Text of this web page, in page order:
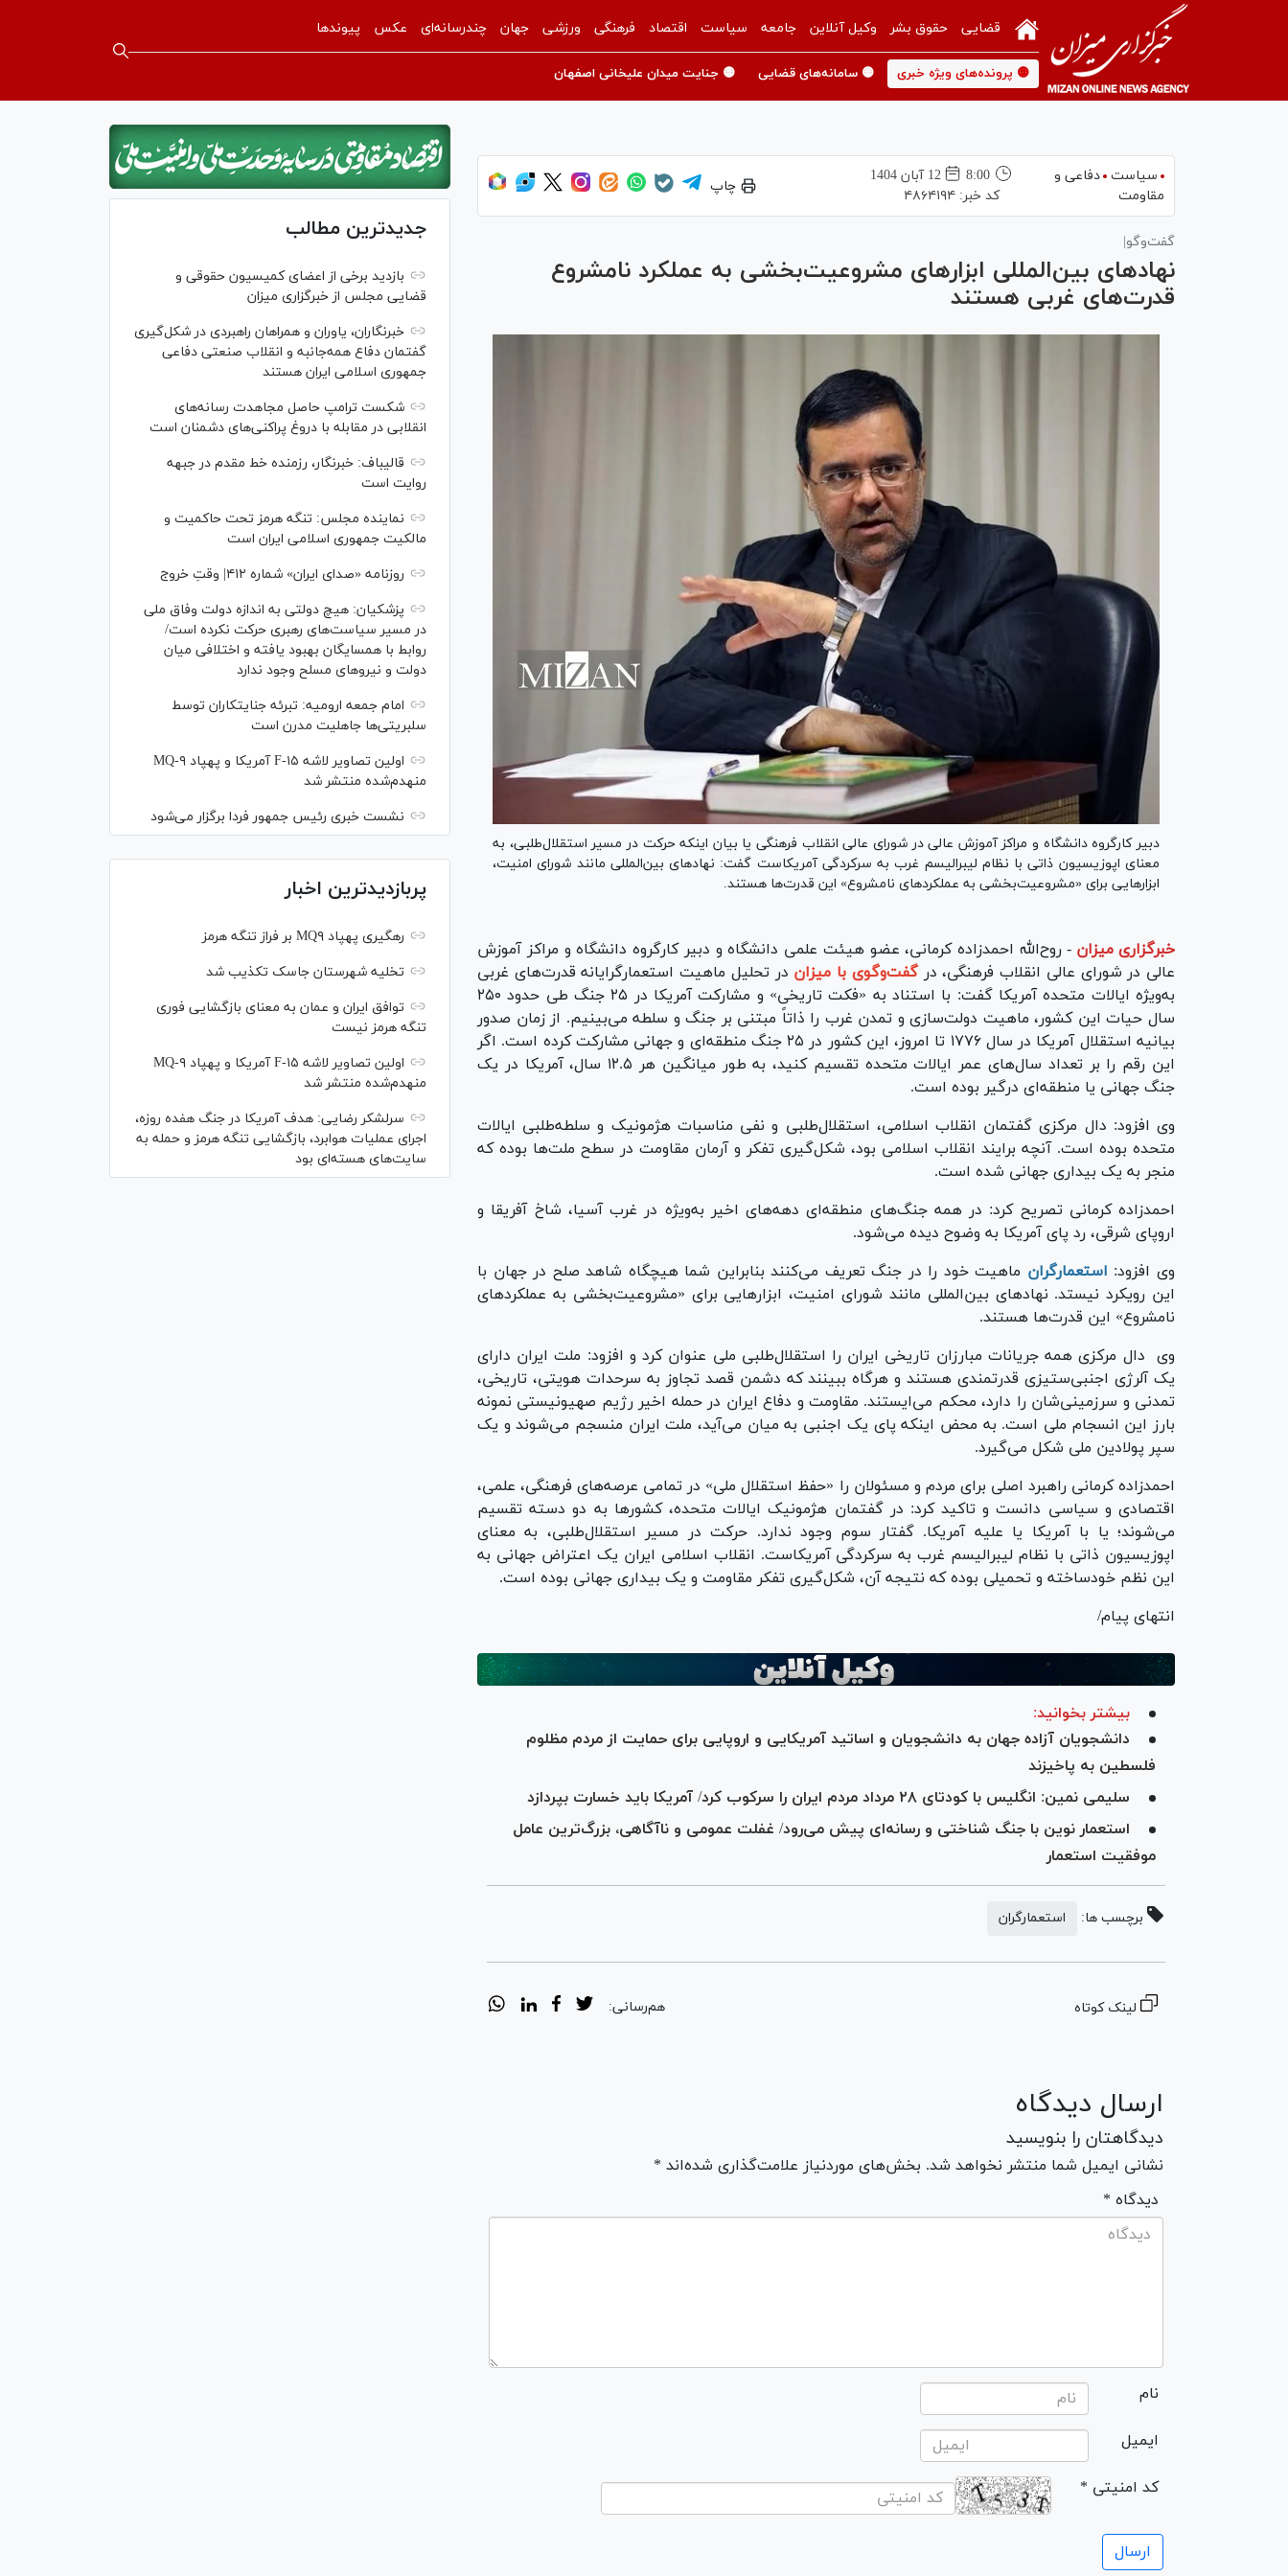
قضایی حقوق بشر وکیل آنلاین جامعه سیاست اقتصاد فرهنگی ورزشی جهان چندرسانه‌ای عکس پیوندها
🟡 پرونده‌های ویژه خبری 🟡 سامانه‌های قضایی 🟡 جنایت میدان علیخانی اصفهان
سیاست دفاعی و
مقاومت
8:00
12 آبان 1404
کد خبر: ۴۸۶۴۱۹۴
چاپ
گفت‌و‌گو|
نهاد‌های بین‌المللی ابزار‌های مشروعیت‌بخشی به عملکرد‌ نامشروع
قدرت‌های غربی هستند
دبیر کارگروه دانشگاه و مراکز آموزش عالی در شورای عالی انقلاب فرهنگی یا بیان اینکه حرکت در مسیر استقلال‌طلبی، به
معنای اپوزیسیون ذاتی با نظام لیبرالیسم غرب به سرکردگی آمریکاست گفت: نهاد‌های بین‌المللی مانند شورای امنیت،
ابزار‌هایی برای «مشروعیت‌بخشی به عملکرد‌های نامشروع» این قدرت‌ها هستند.
خبرگزاری میزان - روح‌الله احمدزاده کرمانی، عضو هیئت علمی دانشگاه و دبیر کارگروه دانشگاه و مراکز آموزش
عالی در شورای عالی انقلاب فرهنگی، درگفت‌وگوی با میزان در تحلیل ماهیت استعمارگرایانه قدرت‌های غربی
به‌ویژه ایالات متحده آمریکا گفت: با استناد به «فکت تاریخی» و مشارکت آمریکا در ۲۵ جنگ طی حدود ۲۵۰
سال حیات این کشور، ماهیت دولت‌سازی و تمدن غرب را ذاتاً مبتنی بر جنگ و سلطه می‌بینیم. از زمان صدور
بیانیه استقلال آمریکا در سال ۱۷۷۶ تا امروز، این کشور در ۲۵ جنگ منطقه‌ای و جهانی مشارکت کرده است. اگر
این رقم را بر تعداد سال‌های عمر ایالات متحده تقسیم کنید، به طور میانگین هر ۱۲.۵ سال، آمریکا در یک
جنگ جهانی یا منطقه‌ای درگیر بوده است.
وی افزود: دال مرکزی گفتمان انقلاب اسلامی، استقلال‌طلبی و نفی مناسبات هژمونیک و سلطه‌طلبی ایالات
متحده بوده است. آنچه برایند انقلاب اسلامی بود، شکل‌گیری تفکر و آرمان مقاومت در سطح ملت‌ها بوده که
منجر به یک بیداری جهانی شده است.
احمدزاده کرمانی تصریح کرد: در همه جنگ‌های منطقه‌ای دهه‌های اخیر به‌ویژه در غرب آسیا، شاخ آفریقا و
اروپای شرقی، رد پای آمریکا به وضوح دیده می‌شود.
وی افزود: استعمارگران ماهیت خود را در جنگ تعریف می‌کنند بنابراین شما هیچگاه شاهد صلح در جهان با
این رویکرد نیستد. نهاد‌های بین‌المللی مانند شورای امنیت، ابزار‌هایی برای «مشروعیت‌بخشی به عملکرد‌های
نامشروع» این قدرت‌ها هستند.
وی دال مرکزی همه جریانات مبارزان تاریخی ایران را استقلال‌طلبی ملی عنوان کرد و افزود: ملت ایران دارای
یک آلرژی اجنبی‌ستیزی قدرتمندی هستند و هرگاه ببینند که دشمن قصد تجاوز به سرحدات هویتی، تاریخی،
تمدنی و سرزمینی‌شان را دارد، محکم می‌ایستند. مقاومت و دفاع ایران در حمله اخیر رژیم صهیونیستی نمونه
بارز این انسجام ملی است. به محض اینکه پای یک اجنبی به میان می‌آید، ملت ایران منسجم می‌شوند و یک
سپر پولادین ملی شکل می‌گیرد.
احمدزاده کرمانی راهبرد اصلی برای مردم و مسئولان را «حفظ استقلال ملی» در تمامی عرصه‌های فرهنگی، علمی،
اقتصادی و سیاسی دانست و تاکید کرد: در گفتمان هژمونیک ایالات متحده، کشور‌ها به دو دسته تقسیم
می‌شوند؛ یا با آمریکا یا علیه آمریکا. گفتار سوم وجود ندارد. حرکت در مسیر استقلال‌طلبی، به معنای
اپوزیسیون ذاتی با نظام لیبرالیسم غرب به سرکردگی آمریکاست. انقلاب اسلامی ایران یک اعتراض جهانی به
این نظم خودساخته و تحمیلی بوده که نتیجه آن، شکل‌گیری تفکر مقاومت و یک بیداری جهانی بوده است.
انتهای پیام/
بیشتر بخوانید:
دانشجویان آزاده جهان به دانشجویان و اساتید آمریکایی و اروپایی برای حمایت از مردم مظلوم
فلسطین به پاخیزند
سلیمی نمین: انگلیس با کودتای ۲۸ مرداد مردم ایران را سرکوب کرد/ آمریکا باید خسارت بپردازد
استعمار نوین با جنگ شناختی و رسانه‌ای پیش می‌رود/ غفلت عمومی و ناآگاهی، بزرگ‌ترین عامل
موفقیت استعمار
برچسب ها: استعمارگران
لینک کوتاه هم‌رسانی:
ارسال دیدگاه
دیدگاهتان را بنویسید
نشانی ایمیل شما منتشر نخواهد شد. بخش‌های موردنیاز علامت‌گذاری شده‌اند *
* دیدگاه
نام
ایمیل
* کد امنیتی
جدیدترین مطالب
بازدید برخی از اعضای کمیسیون حقوقی و
قضایی مجلس از خبرگزاری میزان
خبرنگاران، یاوران و همراهان راهبردی در شکل‌گیری
گفتمان دفاع همه‌جانبه و انقلاب صنعتی دفاعی
جمهوری اسلامی ایران هستند
شکست ترامپ حاصل مجاهدت رسانه‌های
انقلابی در مقابله با دروغ پراکنی‌های دشمنان است
قالیباف: خبرنگار، رزمنده خط مقدم در جبهه
روایت است
نماینده مجلس: تنگه هرمز تحت حاکمیت و
مالکیت جمهوری اسلامی ایران است
روزنامه «صدای ایران» شماره ۴۱۲| وقتِ خروج
پزشکیان: هیچ دولتی به اندازه دولت وفاق ملی
در مسیر سیاست‌های رهبری حرکت نکرده است/
روابط با همسایگان بهبود یافته و اختلافی میان
دولت و نیروهای مسلح وجود ندارد
امام جمعه ارومیه: تبرئه جنایتکاران توسط
سلبریتی‌ها جاهلیت مدرن است
اولین تصاویر لاشه F-۱۵ آمریکا و پهپاد MQ-۹
منهدم‌شده منتشر شد
نشست خبری رئیس‌ جمهور فردا برگزار می‌شود
پربازدیدترین اخبار
رهگیری پهپاد MQ۹ بر فراز تنگه هرمز
تخلیه شهرستان جاسک تکذیب شد
توافق ایران و عمان به معنای بازگشایی فوری
تنگه هرمز نیست
اولین تصاویر لاشه F-۱۵ آمریکا و پهپاد MQ-۹
منهدم‌شده منتشر شد
سرلشکر رضایی: هدف آمریکا در جنگ هفده روزه،
اجرای عملیات هوابرد، بازگشایی تنگه هرمز و حمله به
سایت‌های هسته‌ای بود